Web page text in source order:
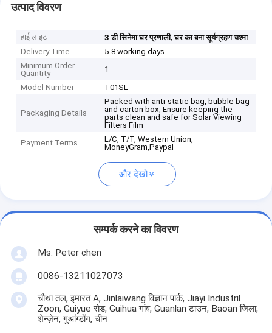
उत्पाद विवरण
हाई लाइट 3 डी सिनेमा घर प्रणाली,घर का बना सूर्यग्रहण चश्मा
Delivery Time
5-8 working days
Minimum Order
Quantity
1
Model Number
T01SL
Packaging Details
Packed with anti-static bag, bubble bag
and carton box, Ensure keeping the
parts clean and safe for Solar Viewing
Filters Film
Payment Terms
L/C, T/T, Western Union,
MoneyGram,Paypal
और देखो
सम्पर्क करने का विवरण
Ms. Peter chen
0086-13211027073
चौथा तल, इमारत A, Jinlaiwang विज्ञान पार्क, Jiayi Industril
Zoon, Guiyue रोड, Guihua गांव, Guanlan टाउन, Baoan जिला,
शेन्ज़ेन, गुआंग्डोंग, चीन